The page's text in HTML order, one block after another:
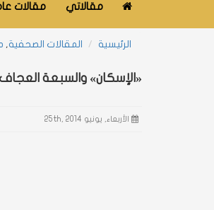
مقالاتي مقالات
الرئيسية المقالات الصحفية,
«الإسكان» والسبعة
الأربعاء, يونيو 25th, 2014